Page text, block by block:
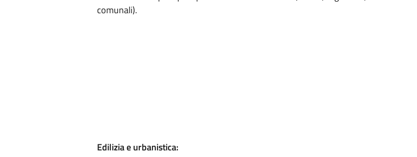
comunali).
Edilizia e urbanistica: